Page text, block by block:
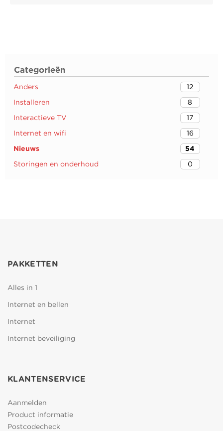
Categorieën
Anders
12
Installeren
8
Interactieve TV
17
Internet en wifi
16
Nieuws
54
Storingen en onderhoud
0
PAKKETTEN
Alles in 1
Internet en bellen
Internet
Internet beveiliging
KLANTENSERVICE
Aanmelden
Product informatie
Postcodecheck